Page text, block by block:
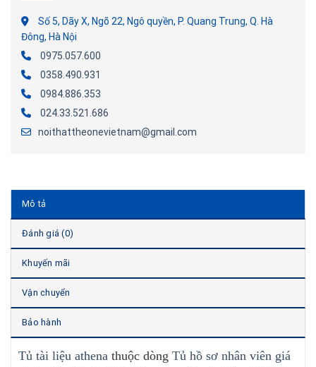
Số 5, Dãy X, Ngõ 22, Ngô quyền, P. Quang Trung, Q. Hà
Đông, Hà Nội
0975.057.600
0358.490.931
0984.886.353
024.33.521.686
noithattheonevietnam@gmail.com
Mô tả
Đánh giá (0)
Khuyến mãi
Vận chuyển
Bảo hành
Tủ tài liệu athena thuộc dòng Tủ hồ sơ nhân viên giá